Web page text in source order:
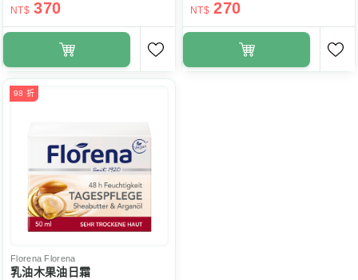
NT$ 370 NT$ 270
98 折
Florena Florena
乳油木果油日霜